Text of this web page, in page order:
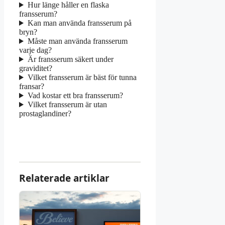
Hur länge håller en flaska
fransserum?
Kan man använda fransserum på
bryn?
Måste man använda fransserum
varje dag?
Är fransserum säkert under
graviditet?
Vilket fransserum är bäst för tunna
fransar?
Vad kostar ett bra fransserum?
Vilket fransserum är utan
prostaglandiner?
Relaterade artiklar